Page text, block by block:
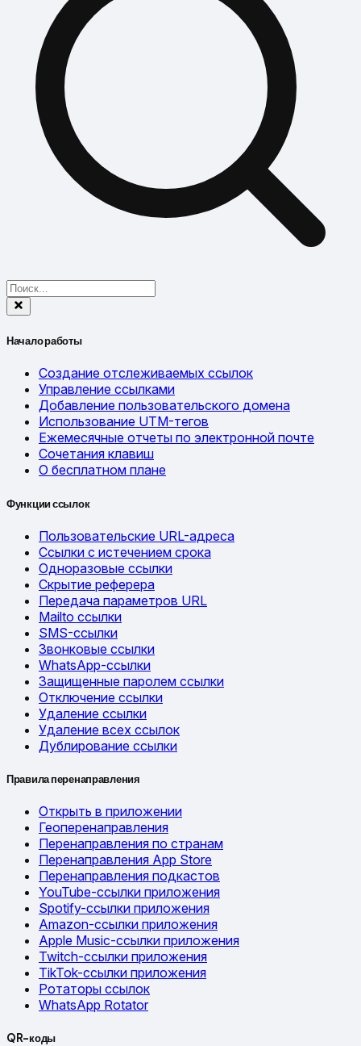
Начало работы
Создание отслеживаемых ссылок
Управление ссылками
Добавление пользовательского домена
Использование UTM-тегов
Ежемесячные отчеты по электронной почте
Сочетания клавиш
О бесплатном плане
Функции ссылок
Пользовательские URL-адреса
Ссылки с истечением срока
Одноразовые ссылки
Скрытие реферера
Передача параметров URL
Mailto ссылки
SMS-ссылки
Звонковые ссылки
WhatsApp-ссылки
Защищенные паролем ссылки
Отключение ссылки
Удаление ссылки
Удаление всех ссылок
Дублирование ссылки
Правила перенаправления
Открыть в приложении
Геоперенаправления
Перенаправления по странам
Перенаправления App Store
Перенаправления подкастов
YouTube-ссылки приложения
Spotify-ссылки приложения
Amazon-ссылки приложения
Apple Music-ссылки приложения
Twitch-ссылки приложения
TikTok-ссылки приложения
Ротаторы ссылок
WhatsApp Rotator
QR-коды